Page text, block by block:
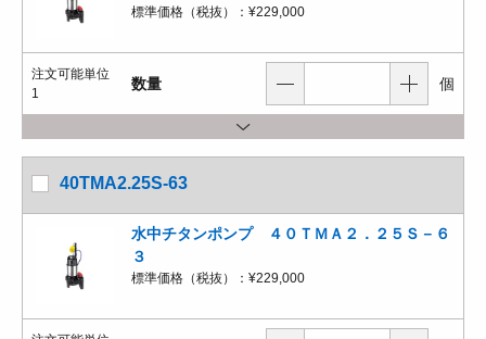
標準価格（税抜）： ¥229,000
注文可能単位
1
数量 個
40TMA2.25S-63
水中チタンポンプ ４０ＴＭＡ２．２５Ｓ－６
３
標準価格（税抜）： ¥229,000